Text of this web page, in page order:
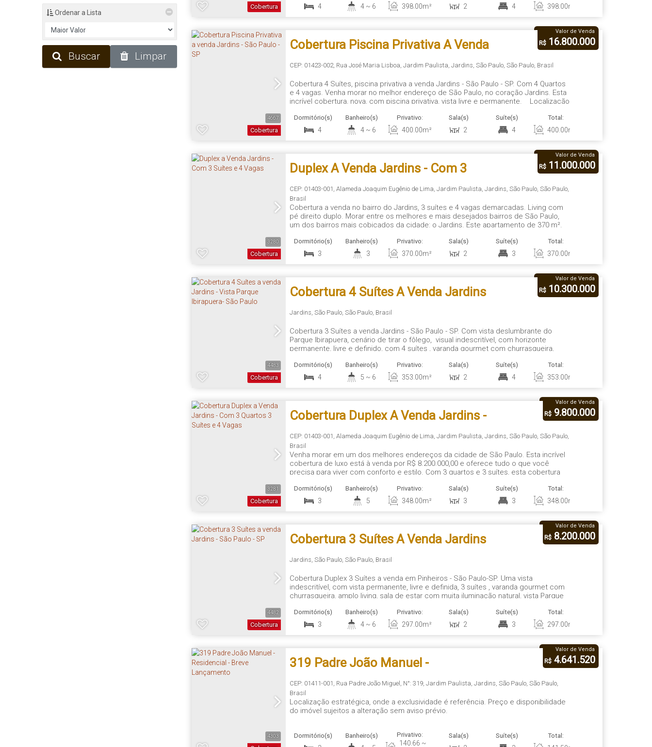
Ordenar a Lista
Buscar Limpar
Cobertura 4 4 ~ 6 398 .00m² 2 4 398 .00m²
4667
Cobertura
Cobertura Piscina Privativa A Venda
Jardins - São Paulo - SP
R$ 16.800.000
Valor de Venda
CEP: 01423-002 Rua José Maria Lisboa ,Jardim Paulista ,Jardins ,São Paulo ,São Paulo Brasil
4
Dormitório(s)
4 ~ 6
Banheiro(s) Privativo:
400 .00m² 2
Sala(s)
4
Suíte(s) Total:
400 .00m²
Cobertura 4 Suítes, piscina privativa a venda Jardins - São Paulo - SP. Com 4 Quartos
e 4 vagas. Venha morar no melhor endereço de São Paulo, no coração Jardins. Esta
incrível cobertura, nova, com piscina privativa, vista livre e permanente. Localização
restaurantes do Jardins, hospitais, bancos,...
3280
Cobertura
Duplex A Venda Jardins - Com 3
Suítes E 4 Vagas
R$ 11.000.000
Valor de Venda
CEP: 01403-001 ,Alameda Joaquim Eugênio de Lima ,Jardim Paulista ,Jardins ,São Paulo ,São Paulo
Brasil
3
Dormitório(s)
3
Banheiro(s) Privativo:
370 .00m² 2
Sala(s)
3
Suíte(s) Total:
370 .00m²
Cobertura a venda no bairro do Jardins, 3 suítes e 4 vagas demarcadas. Living com
pé direito duplo. Morar entre os melhores e mais desejados bairros de São Paulo,
um dos bairros mais cobiçados da cidade: o Jardins. Este apartamento de 370 m².
estar cercado por alguns dos melhores restaurantes e opções de...
4483
Cobertura
Cobertura 4 Suítes A Venda Jardins
- Vista Parque Ibirapuera- São Paulo
R$ 10.300.000
Valor de Venda
Jardins ,São Paulo ,São Paulo Brasil
4
Dormitório(s)
5 ~ 6
Banheiro(s) Privativo:
353 .00m² 2
Sala(s)
4
Suíte(s) Total:
353 .00m²
Cobertura 3 Suítes a venda Jardins - São Paulo - SP. Com vista deslumbrante do
Parque Ibirapuera, cenário de tirar o fôlego, visual indescritível, com horizonte
permanente, livre e definido, com 4 suítes , varanda gourmet com churrasqueira,
Jardim Paulista e 4 vagas de garagem, Planta excelente,...
3281
Cobertura
Cobertura Duplex A Venda Jardins -
Com 3 Quartos 3 Suítes E 4 Vagas
R$ 9.800.000
Valor de Venda
CEP: 01403-001 ,Alameda Joaquim Eugênio de Lima ,Jardim Paulista ,Jardins ,São Paulo ,São Paulo
Brasil
3
Dormitório(s)
5
Banheiro(s) Privativo:
348 .00m² 3
Sala(s)
3
Suíte(s) Total:
348 .00m²
Venha morar em um dos melhores endereços da cidade de São Paulo. Esta incrível
cobertura de luxo está à venda por R$ 8.200.000,00 e oferece tudo o que você
precisa para viver com conforto e estilo. Com 3 quartos e 3 suítes, esta cobertura
disso, conta com 4 vagas de garagem, salas espaçosas, cozinha...
4482
Cobertura
Cobertura 3 Suítes A Venda Jardins
- São Paulo - SP
R$ 8.200.000
Valor de Venda
Jardins ,São Paulo ,São Paulo Brasil
3
Dormitório(s)
4 ~ 6
Banheiro(s) Privativo:
297 .00m² 2
Sala(s)
3
Suíte(s) Total:
297 .00m²
Cobertura Duplex 3 Suítes a venda em Pinheiros - São Paulo-SP. Uma vista
indescritível, com vista permanente, livre e definida, 3 suítes , varanda gourmet com
churrasqueira, amplo living, sala de estar com muita iluminação natural, vista Parque
295 m². Localizado em uma das melhores ruas de Pinheiros,...
4303
319 Padre João Manuel -
Residencial - Breve Lançamento
R$ 4.641.520
Valor de Venda
CEP: 01411-001 Rua Padre João Miguel N°: 319 ,Jardim Paulista ,Jardins ,São Paulo ,São Paulo
Brasil
Dormitório(s) Banheiro(s) Privativo:
140 .66 ~
Sala(s) Suíte(s) Total:
Localização estratégica, onde a exclusividade é referência. Preço e disponibilidade
do imóvel sujeitos a alteração sem aviso prévio.